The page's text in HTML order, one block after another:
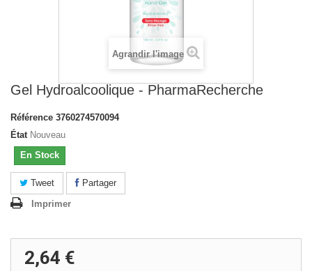
Agrandir l'image
Gel Hydroalcoolique - PharmaRecherche
Référence 3760274570094
État Nouveau
En Stock
Tweet
Partager
Imprimer
2,64 €